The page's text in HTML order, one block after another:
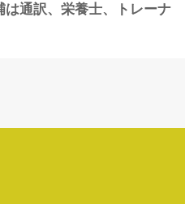
通訳、栄養士、トレーナ